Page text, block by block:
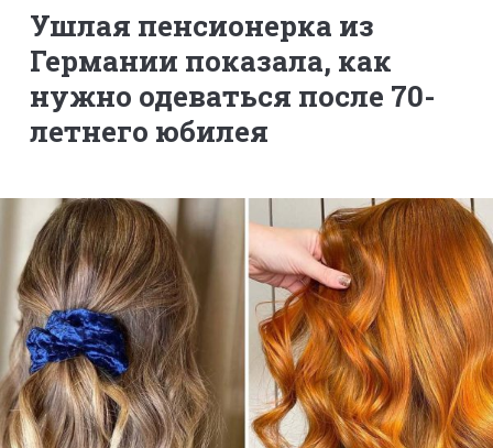
Ушлая пенсионерка из
Германии показала, как
нужно одеваться после 70-
летнего юбилея